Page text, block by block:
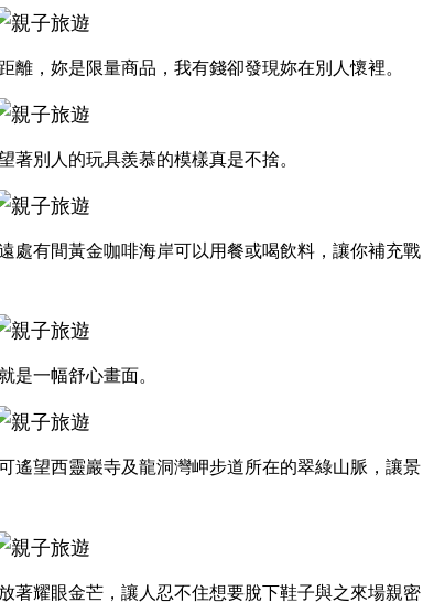
，妳是限量商品，我有錢卻發現妳在別人懷裡。
著別人的玩具羨慕的模樣真是不捨。
處有間黃金咖啡海岸可以用餐或喝飲料，讓你補充戰
是一幅舒心畫面。
遙望西靈巖寺及龍洞灣岬步道所在的翠綠山脈，讓景
著耀眼金芒，讓人忍不住想要脫下鞋子與之來場親密